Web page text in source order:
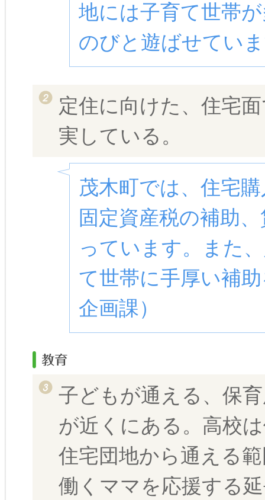
地には子育て世帯
のびと遊ばせてい
定住に向けた、住宅
実している。
茂木町では、住宅
固定資産税の補助
っています。また
て世帯に手厚い補
企画課）
子どもが通える、保
が近くにある。高校
住宅団地から通える
働くママを応援する